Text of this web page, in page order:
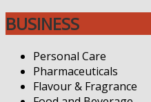
BUSINESS
Personal Care
Pharmaceuticals
Flavour & Fragrance